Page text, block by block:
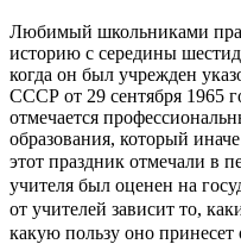
Любимый школьниками
историю с середины
когда он был учрежден
СССР от 29 сентября 1965
отмечается
образования, который
этот праздник отмечали в
учителя был оценен на
от учителей зависит то,
какую пользу оно принесет